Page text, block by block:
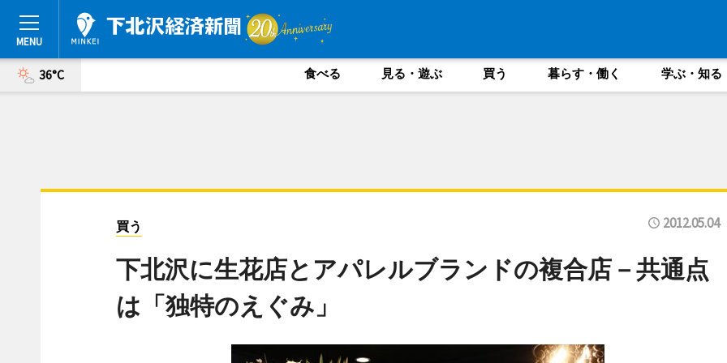
36°C 食べる 見る・遊ぶ 買う 暮らす・働く 学ぶ・知る
買う 2012.05.04
下北沢に生花店とアパレルブランドの複合店－共通点
は「独特のえぐみ」